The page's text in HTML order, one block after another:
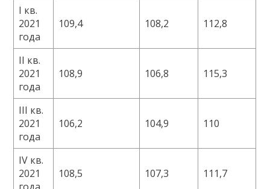
I кв.
2021
года
109,4 108,2 112,8
II кв.
2021
года
108,9 106,8 115,3
III кв.
2021
года
106,2 104,9 110
IV кв.
2021
года
108,5 107,3 111,7